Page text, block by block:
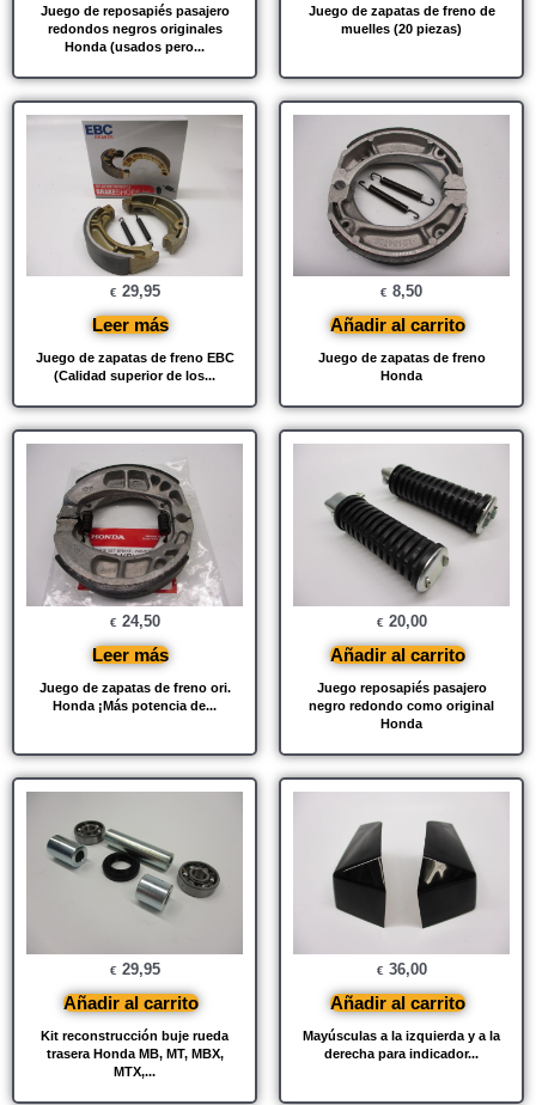
Juego de reposapiés pasajero
redondos negros originales
Honda (usados ​​pero...
Juego de zapatas de freno de
muelles (20 piezas)
Juego de zapatas de freno EBC
(Calidad superior de los...
€ 29,95
Leer más
Juego de zapatas de freno
Honda
€ 8,50
Añadir al carrito
Juego de zapatas de freno ori.
Honda ¡Más potencia de...
€ 24,50
Leer más
Juego reposapiés pasajero
negro redondo como original
Honda
€ 20,00
Añadir al carrito
Kit reconstrucción buje rueda
trasera Honda MB, MT, MBX,
MTX,...
€ 29,95
Añadir al carrito
Mayúsculas a la izquierda y a la
derecha para indicador...
€ 36,00
Añadir al carrito